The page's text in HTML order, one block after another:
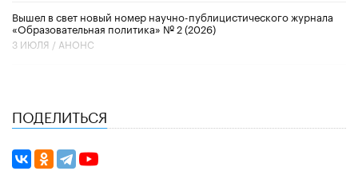
Вышел в свет новый номер научно-публицистического журнала
«Образовательная политика» № 2 (2026)
3 ИЮЛЯ / АНОНС
ПОДЕЛИТЬСЯ